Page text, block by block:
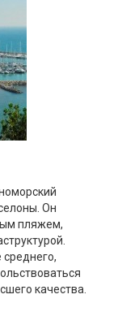
Он
пляжем,
качества.